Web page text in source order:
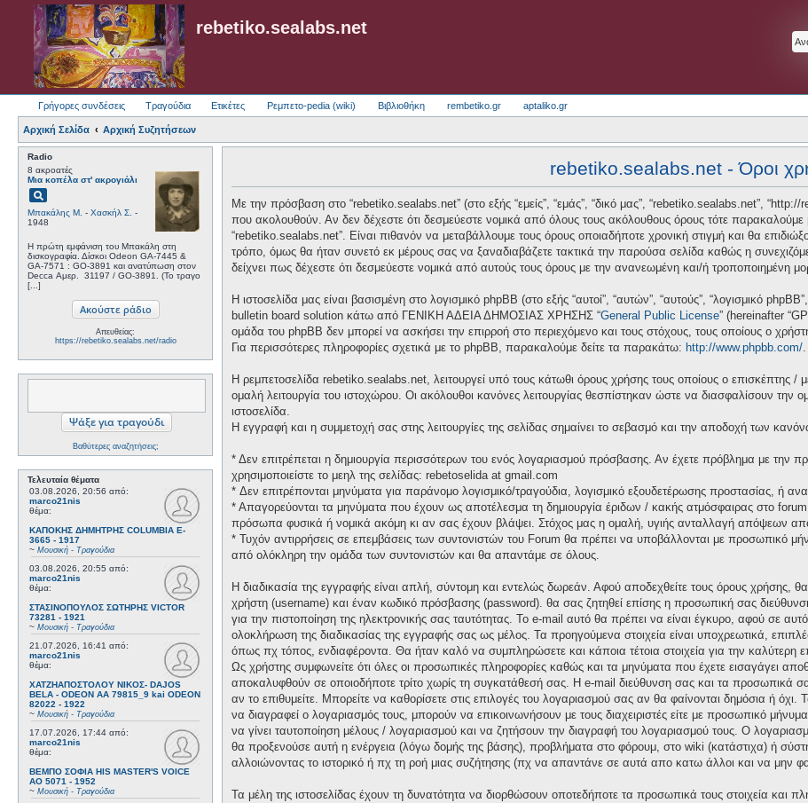
rebetiko.sealabs.net
Γρήγορες συνδέσεις Τραγούδια Ετικέτες Ρεμπετο-pedia (wiki) Βιβλιοθήκη rembetiko.gr aptaliko.gr
Αρχική Σελίδα Αρχική Συζητήσεων
Radio
8 ακροατές
Μια κοπέλα στ' ακρογιάλι
pageview
Μπακάλης Μ. - Χασκήλ Σ. -
1948
Η πρώτη εμφάνιση του Μπακάλη στη
δισκογραφία. Δίσκοι Odeon GA-7445 &
GA-7571 : GO-3891 και ανατύπωση στον
Decca Αμερ. ‎ 31197 / GO-3891. (To τραγο
[...]
Απευθείας:
https://rebetiko.sealabs.net/radio
Βαθύτερες αναζητήσεις;
Τελευταία θέματα
03.08.2026, 20:56 από:
marco21nis
θέμα:
ΚΑΠΟΚΗΣ ΔΗΜΗΤΡΗΣ COLUMBIA E-
3665 - 1917
~ Μουσική - Τραγούδια
03.08.2026, 20:55 από:
marco21nis
θέμα:
ΣΤΑΣΙΝΟΠΟΥΛΟΣ ΣΩΤΗΡΗΣ VICTOR
73281 - 1921
~ Μουσική - Τραγούδια
21.07.2026, 16:41 από:
marco21nis
θέμα:
ΧΑΤΖΗΑΠΟΣΤΟΛΟΥ ΝΙΚΟΣ- DAJOS
BELA - ODEON AA 79815_9 kai ODEON
82022 - 1922
~ Μουσική - Τραγούδια
17.07.2026, 17:44 από:
marco21nis
θέμα:
ΒΕΜΠΟ ΣΟΦΙΑ HIS MASTER'S VOICE
AO 5071 - 1952
~ Μουσική - Τραγούδια
rebetiko.sealabs.net - Όροι
Με την πρόσβαση στο “rebetiko.sealabs.net” (στο εξής “εμείς”, “εμάς”, “δικό μας”, “rebetiko.sealabs.net”,
που ακολουθούν. Αν δεν δέχεστε ότι δεσμεύεστε νομικά από όλους τους ακόλουθους όρους τότε παρακαλούμε
“rebetiko.sealabs.net”. Είναι πιθανόν να μεταβάλλουμε τους όρους οποιαδήποτε χρονική στιγμή και θα
τρόπο, όμως θα ήταν συνετό εκ μέρους σας να ξαναδιαβάζετε τακτικά την παρούσα σελίδα καθώς η
δείχνει πως δέχεστε ότι δεσμεύεστε νομικά από αυτούς τους όρους με την ανανεωμένη και/ή τροποποιημένη
Η ιστοσελίδα μας είναι βασισμένη στο λογισμικό phpBB (στο εξής “αυτοί”, “αυτών”, “αυτούς”, “λογισμικό
bulletin board solution κάτω από ΓΕΝΙΚΗ ΑΔΕΙΑ ΔΗΜΟΣΙΑΣ ΧΡΗΣΗΣ “General Public License” (hereinafter
ομάδα του phpBB δεν μπορεί να ασκήσει την επιρροή στο περιεχόμενο και τους στόχους, τους οποίους ο
Για περισσότερες πληροφορίες σχετικά με το phpBB, παρακαλούμε δείτε τα παρακάτω: http://www.phpbb.com/.
Η ρεμπετοσελίδα rebetiko.sealabs.net, λειτουργεί υπό τους κάτωθι όρους χρήσης τους οποίους ο επισκέπτης /
ομαλή λειτουργία του ιστοχώρου. Οι ακόλουθοι κανόνες λειτουργίας θεσπίστηκαν ώστε να διασφαλίσουν
ιστοσελίδα.
Η εγγραφή και η συμμετοχή σας στης λειτουργίες της σελίδας σημαίνει το σεβασμό και την αποδοχή των
* Δεν επιτρέπεται η δημιουργία περισσότερων του ενός λογαριασμού πρόσβασης. Αν έχετε πρόβλημα με την
χρησιμοποιείστε το μεηλ της σελίδας: rebetoselida at gmail.com
* Δεν επιτρέπονται μηνύματα για παράνομο λογισμικό/τραγούδια, λογισμικό εξουδετέρωσης προστασίας, ή
* Απαγορεύονται τα μηνύματα που έχουν ως αποτέλεσμα τη δημιουργία έριδων / κακής ατμόσφαιρας στο
πρόσωπα φυσικά ή νομικά ακόμη κι αν σας έχουν βλάψει. Στόχος μας η ομαλή, υγιής ανταλλαγή απόψεων
* Τυχόν αντιρρήσεις σε επεμβάσεις των συντονιστών του Forum θα πρέπει να υποβάλλονται με προσωπικό
από ολόκληρη την ομάδα των συντονιστών και θα απαντάμε σε όλους.
Η διαδικασία της εγγραφής είναι απλή, σύντομη και εντελώς δωρεάν. Αφού αποδεχθείτε τους όρους χρήσης,
χρήστη (username) και έναν κωδικό πρόσβασης (password). θα σας ζητηθεί επίσης η προσωπική σας
για την πιστοποίηση της ηλεκτρονικής σας ταυτότητας. Το e-mail αυτό θα πρέπει να είναι έγκυρο, αφού σε
ολοκλήρωση της διαδικασίας της εγγραφής σας ως μέλος. Τα προηγούμενα στοιχεία είναι υποχρεωτικά,
όπως πχ τόπος, ενδιαφέροντα. Θα ήταν καλό να συμπληρώσετε και κάποια τέτοια στοιχεία για την καλύτερη
Ως χρήστης συμφωνείτε ότι όλες οι προσωπικές πληροφορίες καθώς και τα μηνύματα που έχετε εισαγάγει
αποκαλυφθούν σε οποιοδήποτε τρίτο χωρίς τη συγκατάθεσή σας. Η e-mail διεύθυνση σας και τα προσωπικά
αν το επιθυμείτε. Μπορείτε να καθορίσετε στις επιλογές του λογαριασμού σας αν θα φαίνονται δημόσια ή
να διαγραφεί ο λογαριασμός τους, μπορούν να επικοινωνήσουν με τους διαχειριστές είτε με προσωπικό
να γίνει ταυτοποίηση μέλους / λογαριασμού και να ζητήσουν την διαγραφή του λογαριασμού τους. Ο
θα προξενούσε αυτή η ενέργεια (λόγω δομής της βάσης), προβλήματα στο φόρουμ, στο wiki (κατάστιχα) ή
αλλοιώνοντας το ιστορικό ή πχ τη ροή μιας συζήτησης (πχ να απαντάνε σε αυτά απο κατω άλλοι και να μην
Τα μέλη της ιστοσελίδας έχουν τη δυνατότητα να διορθώσουν οποτεδήποτε τα προσωπικά τους στοιχεία και